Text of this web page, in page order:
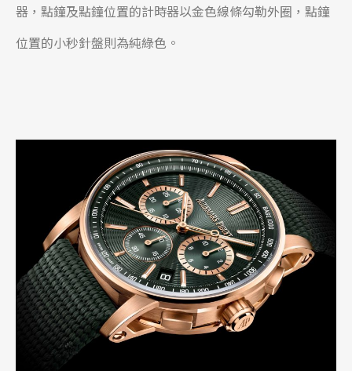
器，點鐘及點鐘位置的計時器以金色線條勾勒外圈，點鐘
位置的小秒針盤則為純綠色。